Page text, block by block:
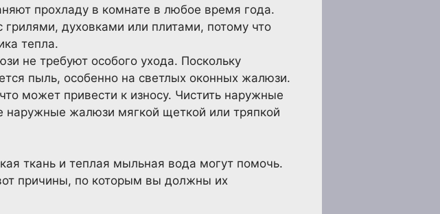
прохладу в комнате в любое время года.
духовками или плитами, потому что
тепла.
не требуют особого ухода. Поскольку
пыль, особенно на светлых оконных жалюзи.
может привести к износу. Чистить наружные
наружные жалюзи мягкой щеткой или тряпкой
ткань и теплая мыльная вода могут помочь.
причины, по которым вы должны их